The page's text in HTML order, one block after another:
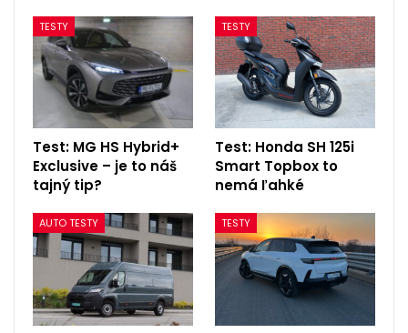
TESTY
Test: MG HS Hybrid+
Exclusive – je to náš
tajný tip?
TESTY
Test: Honda SH 125i
Smart Topbox to
nemá ľahké
AUTO TESTY TESTY